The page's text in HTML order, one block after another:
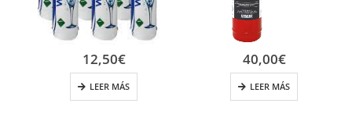
12,50€
LEER MÁS
40,00€
LEER MÁS